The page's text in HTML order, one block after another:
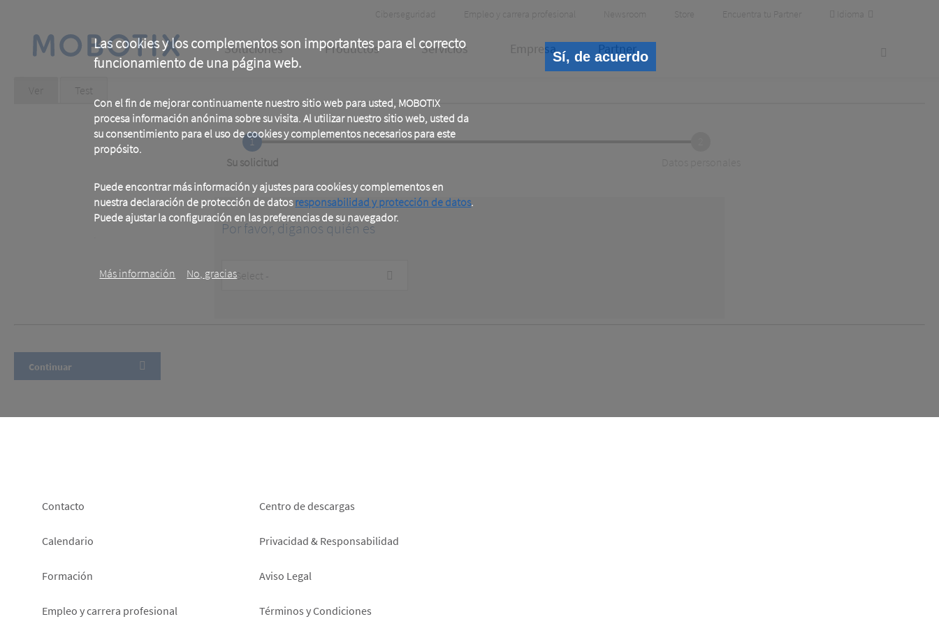
Las cookies y los complementos son importantes para el correcto
funcionamiento de una página web.
Con el fin de mejorar continuamente nuestro sitio web para usted, MOBOTIX
procesa información anónima sobre su visita. Al utilizar nuestro sitio web, usted da
su consentimiento para el uso de cookies y complementos necesarios para este
propósito.
Puede encontrar más información y ajustes para cookies y complementos en
nuestra declaración de protección de datosresponsabilidad y protección de datos.
Puede ajustar la configuración en las preferencias de su navegador.
Más información No, gracias
Sí, de acuerdo
content
Header
Meta
Ciberseguridad Empleo y carrera profesional Newsroom Store Encuentra tu Partner Idioma
Main
navigation
Soluciones Productos Servicios Empresa Partner
Primary
Ver Test
1
Current
Su solicitud
Por favor, diganos quién es
Customer
Type
Footer
left
Contacto
Calendario
Formación
Empleo y carrera profesional
Footer
right
Centro de descargas
Privacidad & Responsabilidad
Aviso Legal
Términos y Condiciones